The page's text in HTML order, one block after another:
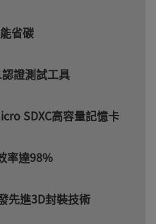
省碳
證測試工具
SDXC高容量記憶卡
率達98%
先進3D封裝技術